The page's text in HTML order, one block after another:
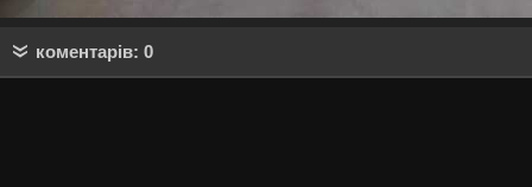
коментарів: 0